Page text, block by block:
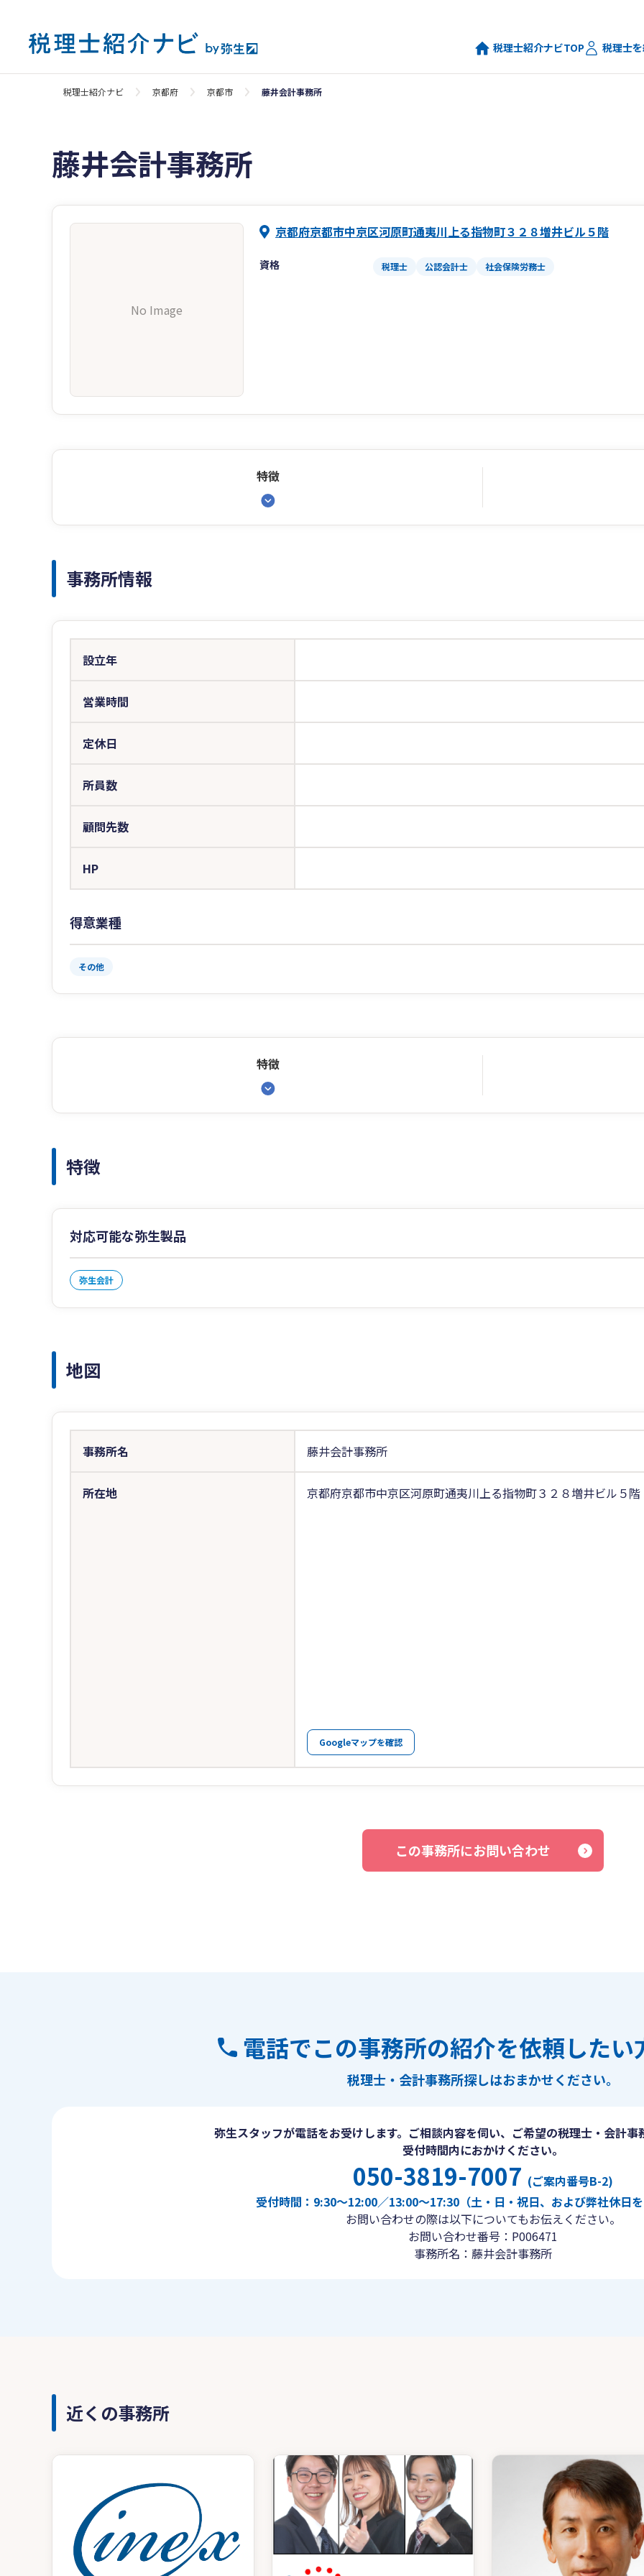
税理士紹介ナビTOP 税理士
税理士紹介ナビ 京都府 京都市 藤井会計事務所
藤井会計事務所
No Image
京都府京都市中京区河原町通夷川上る指物町３２８増井ビル５階
資格 税理士 公認会計士 社会保険労務士
特徴
事務所情報
設立年
営業時間
定休日
所員数
顧問先数
HP
得意業種
その他
特徴
特徴
対応可能な弥生製品
弥生会計
地図
事務所名 藤井会計事務所
所在地 京都府京都市中京区河原町通夷川上る指物町３２８増井ビル５階
Googleマップを確認
この事務所にお問い合わせ
電話でこの事務所の紹介を依頼したい
税理士・会計事務所探しはおまかせください。
弥生スタッフが電話をお受けします。ご相談内容を伺い、ご希望の税理士・会計事
受付時間内におかけください。
050-3819-7007 (ご案内番号B-2)
受付時間：9:30〜12:00／13:00〜17:30（土・日・祝日、および弊社休日
お問い合わせの際は以下についてもお伝えください。
お問い合わせ番号：P006471
事務所名：藤井会計事務所
近くの事務所